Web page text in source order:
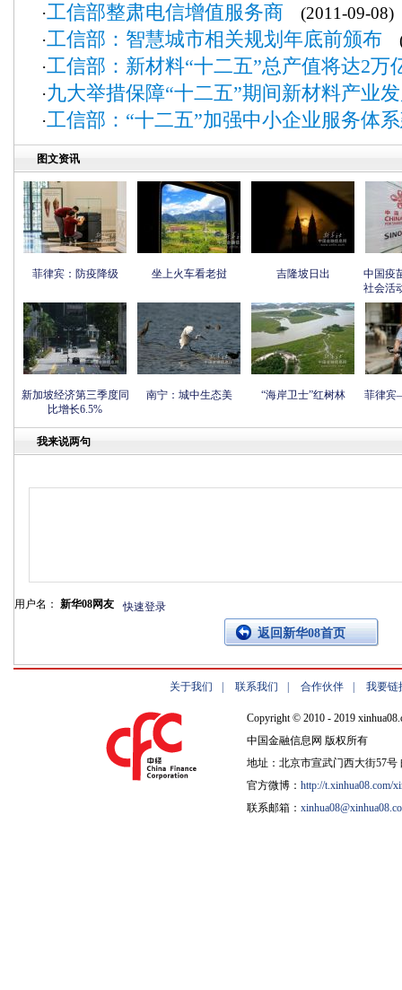
·工信部整肃电信增值服务商 (2011-09-08)
·工信部：智慧城市相关规划年底前颁布
·工信部：新材料“十二五”总产值将达2万
·九大举措保障“十二五”期间新材料产业
·工信部：“十二五”加强中小企业服务体
图文资讯
菲律宾：防疫降级 坐上火车看老挝 吉隆坡日出
中国疫
社会活
新加坡经济第三季度同
比增长6.5%
南宁：城中生态美 “海岸卫士”红树林 菲律宾
我来说两句
用户名： 新华08网友 快速登录
返回新华08首页
关于我们 联系我们 合作伙伴 我要链
Copyright © 2010 - 2019
中国金融信息网 版权所有
地址：北京市宣武门西大街57号
官方微博： http://t.xinhua08.com/
联系邮箱：